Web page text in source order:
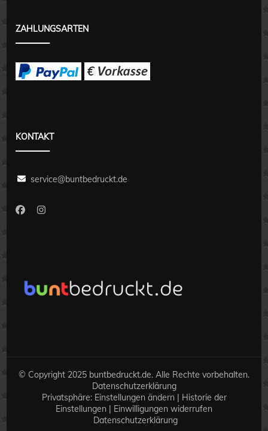
ZAHLUNGSARTEN
KONTAKT
service@buntbedruckt.de
© Copyright 2025 buntbedruckt.de. Alle Rechte vorbehalten.
Datenschutzerklärung
Privatsphäre: Einstellungen ändern | Historie der
Einstellungen | Einwilligungen widerrufen
Datenschutzerklärung